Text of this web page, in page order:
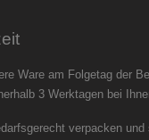
Ware am Folgetag der
3 Werktagen bei
verpacken